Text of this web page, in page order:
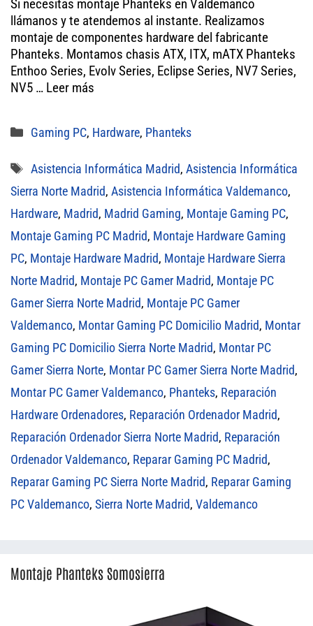
tt
er
bo
ok
ail ts
A
pp
Si necesitas montaje Phanteks en Valdemanco
llámanos y te atendemos al instante. Realizamos
montaje de componentes hardware del fabricante
Phanteks. Montamos chasis ATX, ITX, mATX Phanteks
Enthoo Series, Evolv Series, Eclipse Series, NV7 Series,
NV5 … Leer más
Categorías
Gaming PC, Hardware, Phanteks
Etiquetas
Asistencia Informática Madrid, Asistencia Informática
Sierra Norte Madrid, Asistencia Informática Valdemanco,
Hardware, Madrid, Madrid Gaming, Montaje Gaming PC,
Montaje Gaming PC Madrid, Montaje Hardware Gaming
PC, Montaje Hardware Madrid, Montaje Hardware Sierra
Norte Madrid, Montaje PC Gamer Madrid, Montaje PC
Gamer Sierra Norte Madrid, Montaje PC Gamer
Valdemanco, Montar Gaming PC Domicilio Madrid, Montar
Gaming PC Domicilio Sierra Norte Madrid, Montar PC
Gamer Sierra Norte, Montar PC Gamer Sierra Norte Madrid,
Montar PC Gamer Valdemanco, Phanteks, Reparación
Hardware Ordenadores, Reparación Ordenador Madrid,
Reparación Ordenador Sierra Norte Madrid, Reparación
Ordenador Valdemanco, Reparar Gaming PC Madrid,
Reparar Gaming PC Sierra Norte Madrid, Reparar Gaming
PC Valdemanco, Sierra Norte Madrid, Valdemanco
Montaje Phanteks Somosierra